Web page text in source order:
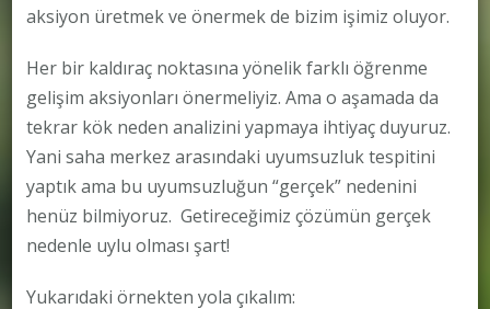
aksiyon üretmek ve önermek de bizim işimiz oluyor.
Her bir kaldıraç noktasına yönelik farklı öğrenme
gelişim aksiyonları önermeliyiz. Ama o aşamada da
tekrar kök neden analizini yapmaya ihtiyaç duyuruz.
Yani saha merkez arasındaki uyumsuzluk tespitini
yaptık ama bu uyumsuzluğun “gerçek” nedenini
henüz bilmiyoruz. Getireceğimiz çözümün gerçek
nedenle uylu olması şart!
Yukarıdaki örnekten yola çıkalım: